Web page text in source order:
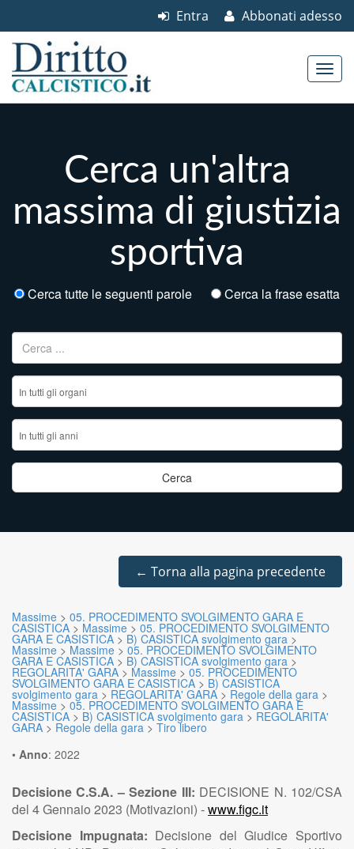
Abbonati adesso
Entra
Cerca un'altra
massima di giustizia
sportiva
Cerca tutte le seguenti parole Cerca la frase esatta
Ricerca per:
← Torna alla pagina precedente
Massime > 05. PROCEDIMENTO SVOLGIMENTO GARA E
CASISTICA > Massime > 05. PROCEDIMENTO SVOLGIMENTO
GARA E CASISTICA > B) CASISTICA svolgimento gara >
Massime > Massime > 05. PROCEDIMENTO SVOLGIMENTO
GARA E CASISTICA > B) CASISTICA svolgimento gara >
REGOLARITA' GARA > Massime > 05. PROCEDIMENTO
SVOLGIMENTO GARA E CASISTICA > B) CASISTICA
svolgimento gara > REGOLARITA' GARA > Regole della gara >
Massime > 05. PROCEDIMENTO SVOLGIMENTO GARA E
CASISTICA > B) CASISTICA svolgimento gara > REGOLARITA'
GARA > Regole della gara > Tiro libero
• Anno: 2022
Decisione C.S.A. – Sezione III: DECISIONE N. 102/CSA
del 4 Gennaio 2023 (Motivazioni) -www.figc.it
Decisione Impugnata: Decisione del Giudice Sportivo